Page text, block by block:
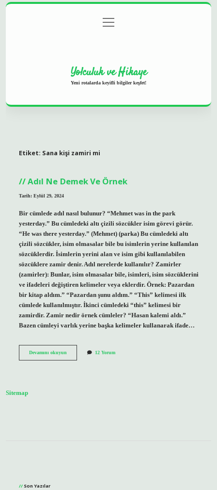
Gizlilik Politikası
menüyü
aç
Yolculuk ve Hikaye
Yeni rotalarda keyifli bilgiler keşfet!
Etiket: Sana kişi zamiri mi
Adıl Ne Demek Ve Örnek
Tarih: Eylül 29, 2024
Bir cümlede adıl nasıl bulunur? “Mehmet was in the park
yesterday.” Bu cümledeki altı çizili sözcükler isim görevi görür.
“He was there yesterday.” (Mehmet) (parka) Bu cümledeki altı
çizili sözcükler, isim olmasalar bile bu isimlerin yerine kullanılan
sözcüklerdir. İsimlerin yerini alan ve isim gibi kullanılabilen
sözcüklere zamir denir. Adıl nerelerde kullanılır? Zamirler
(zamirler): Bunlar, isim olmasalar bile, isimleri, isim sözcüklerini
ve ifadeleri değiştiren kelimeler veya eklerdir. Örnek: Pazardan
bir kitap aldım.” “Pazardan şunu aldım.” “This” kelimesi ilk
cümlede kullanılmıştır. İkinci cümledeki “this” kelimesi bir
zamirdir. Zamir nedir örnek cümleler? “Hasan kalemi aldı.”
Bazen cümleyi varlık yerine başka kelimeler kullanarak ifade…
Devamını okuyunAdıl
12 Yorum
Sitemap
Son Yazılar